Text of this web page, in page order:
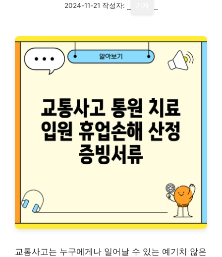
2024-11-21 작성자:
교통사고는 누구에게나 일어날 수 있는 예기치 않은